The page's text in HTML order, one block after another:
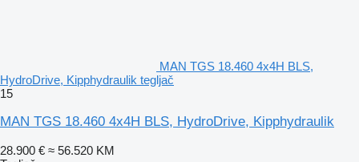
MAN TGS 18.460 4x4H BLS,
HydroDrive, Kipphydraulik tegljač
15
MAN TGS 18.460 4x4H BLS, HydroDrive, Kipphydraulik
28.900 € ≈ 56.520 KM